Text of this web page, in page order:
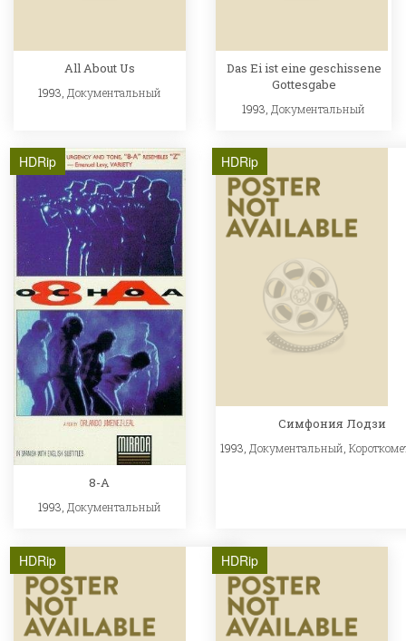
All About Us
1993, Документальный
Das Ei ist eine geschissene
Gottesgabe
1993, Документальный
HDRip
8-A
1993, Документальный
HDRip
Симфония Лодзи
1993,Документальный,
HDRip HDRip